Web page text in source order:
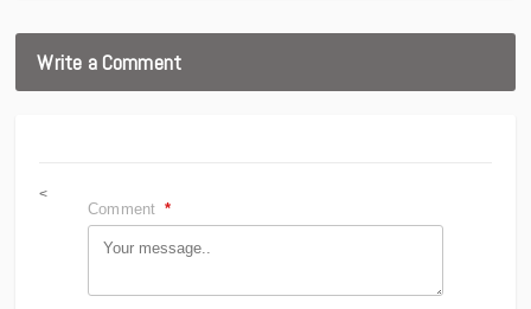
Write a Comment
<
Comment *